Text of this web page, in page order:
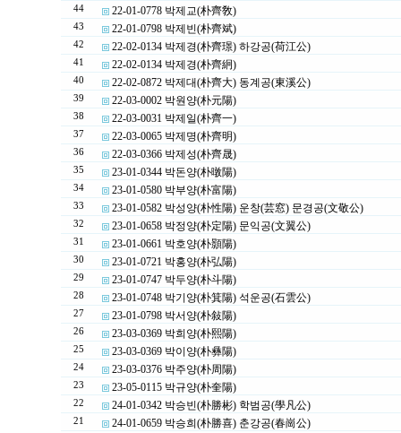
44 22-01-0778 박제교(朴齊敎)
43 22-01-0798 박제빈(朴齊斌)
42 22-02-0134 박제경(朴齊璟) 하강공(荷江公)
41 22-02-0134 박제경(朴齊絅)
40 22-02-0872 박제대(朴齊大) 동계공(東溪公)
39 22-03-0002 박원양(朴元陽)
38 22-03-0031 박제일(朴齊一)
37 22-03-0065 박제명(朴齊明)
36 22-03-0366 박제성(朴齊晟)
35 23-01-0344 박돈양(朴暾陽)
34 23-01-0580 박부양(朴富陽)
33 23-01-0582 박성양(朴性陽) 운창(芸窓) 문경공(文敬公)
32 23-01-0658 박정양(朴定陽) 문익공(文翼公)
31 23-01-0661 박호양(朴顥陽)
30 23-01-0721 박홍양(朴弘陽)
29 23-01-0747 박두양(朴斗陽)
28 23-01-0748 박기양(朴箕陽) 석운공(石雲公)
27 23-01-0798 박서양(朴敍陽)
26 23-03-0369 박희양(朴熙陽)
25 23-03-0369 박이양(朴彝陽)
24 23-03-0376 박주양(朴周陽)
23 23-05-0115 박규양(朴奎陽)
22 24-01-0342 박승빈(朴勝彬) 학범공(學凡公)
21 24-01-0659 박승희(朴勝喜) 춘강공(春崗公)